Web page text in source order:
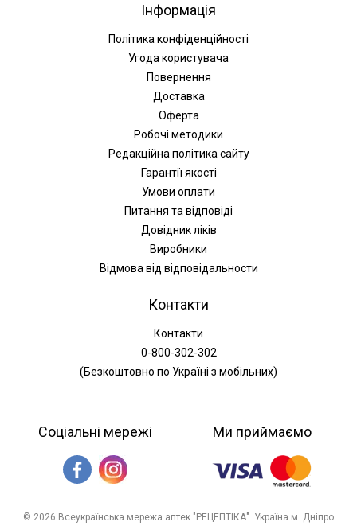
Інформація
Політика конфіденційності
Угода користувача
Повернення
Доставка
Оферта
Робочі методики
Редакційна політика сайту
Гарантії якості
Умови оплати
Питання та відповіді
Довідник ліків
Виробники
Відмова від відповідальности
Контакти
Контакти
0-800-302-302
(Безкоштовно по Україні з мобільних)
Соціальні мережі Ми приймаємо
© 2026 Всеукраїнська мережа аптек "РЕЦЕПТІКА". Україна м. Дніпро